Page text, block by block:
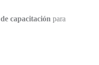
capacitación para